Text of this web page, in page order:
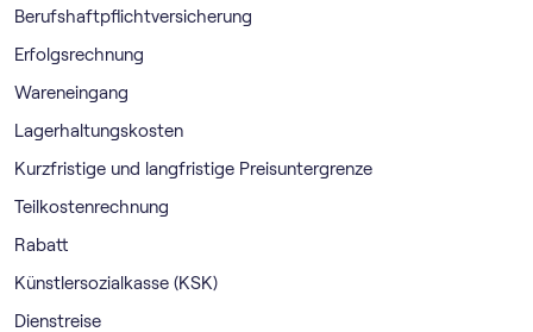
Berufshaftpflichtversicherung
Erfolgsrechnung
Wareneingang
Lagerhaltungskosten
Kurzfristige und langfristige Preisuntergrenze
Teilkostenrechnung
Rabatt
Künstlersozialkasse (KSK)
Dienstreise